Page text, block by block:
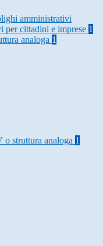
amministrativi
per cittadini e imprese 1
analoga 1
struttura analoga 1